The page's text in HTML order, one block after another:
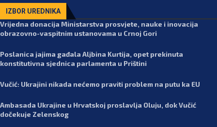
IZBOR UREDNIKA
Vrijedna donacija Ministarstva prosvjete, nauke i inovacija
obrazovno-vaspitnim ustanovama u Crnoj Gori
Poslanica jajima gađala Aljbina Kurtija, opet prekinuta
konstitutivna sjednica parlamenta u Prištini
Vučić: Ukrajini nikada nećemo praviti problem na putu ka EU
Ambasada Ukrajine u Hrvatskoj proslavlja Oluju, dok Vučić
dočekuje Zelenskog